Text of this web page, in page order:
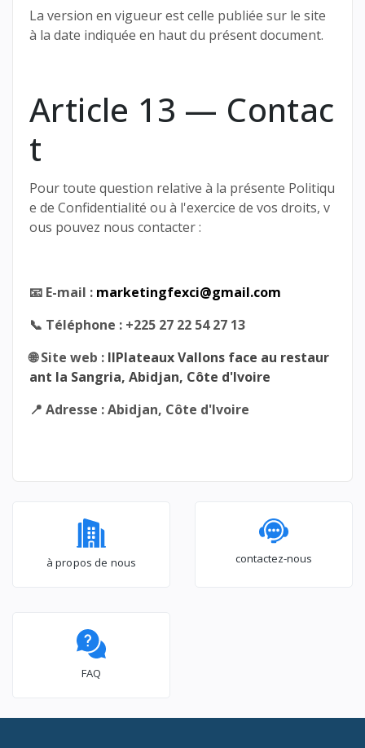
La version en vigueur est celle publiée sur le site
à la date indiquée en haut du présent document.
Article 13 — Contac
t
Pour toute question relative à la présente Politiqu
e de Confidentialité ou à l'exercice de vos droits, v
ous pouvez nous contacter :
📧 E-mail : marketingfexci@gmail.com
📞 Téléphone : +225 27 22 54 27 13
🌐 Site web : IIPlateaux Vallons face au restaur
ant la Sangria, Abidjan, Côte d'Ivoire
📍 Adresse : Abidjan, Côte d'Ivoire
à propos de nous contactez-nous
FAQ